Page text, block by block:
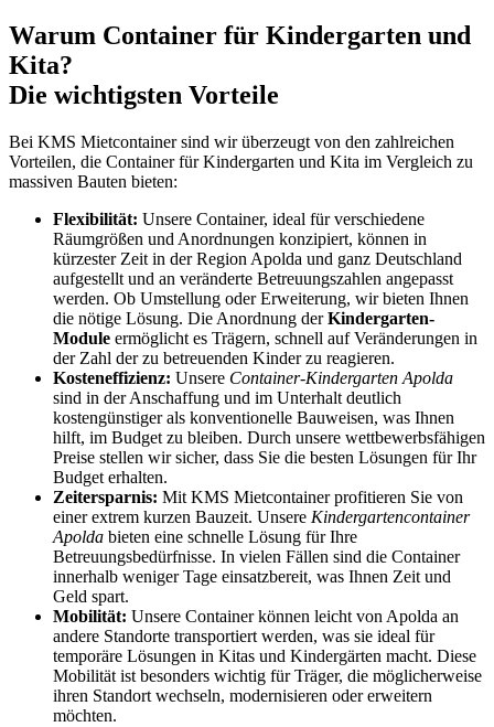
Warum Container für Kindergarten und
Kita?
Die wichtigsten Vorteile
Bei KMS Mietcontainer sind wir überzeugt von den zahlreichen
Vorteilen, die Container für Kindergarten und Kita im Vergleich zu
massiven Bauten bieten:
Flexibilität: Unsere Container, ideal für verschiedene
Räumgrößen und Anordnungen konzipiert, können in
kürzester Zeit in der Region Apolda und ganz Deutschland
aufgestellt und an veränderte Betreuungszahlen angepasst
werden. Ob Umstellung oder Erweiterung, wir bieten Ihnen
die nötige Lösung. Die Anordnung derKindergarten-
Module ermöglicht es Trägern, schnell auf Veränderungen in
der Zahl der zu betreuenden Kinder zu reagieren.
Kosteneffizienz: Unsere Container-Kindergarten Apolda
sind in der Anschaffung und im Unterhalt deutlich
kostengünstiger als konventionelle Bauweisen, was Ihnen
hilft, im Budget zu bleiben. Durch unsere wettbewerbsfähigen
Preise stellen wir sicher, dass Sie die besten Lösungen für Ihr
Budget erhalten.
Zeitersparnis: Mit KMS Mietcontainer profitieren Sie von
einer extrem kurzen Bauzeit. Unsere Kindergartencontainer
Apolda bieten eine schnelle Lösung für Ihre
Betreuungsbedürfnisse. In vielen Fällen sind die Container
innerhalb weniger Tage einsatzbereit, was Ihnen Zeit und
Geld spart.
Mobilität: Unsere Container können leicht von Apolda an
andere Standorte transportiert werden, was sie ideal für
temporäre Lösungen in Kitas und Kindergärten macht. Diese
Mobilität ist besonders wichtig für Träger, die möglicherweise
ihren Standort wechseln, modernisieren oder erweitern
möchten.